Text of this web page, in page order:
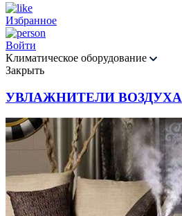
Избранное
Войти
Климатическое оборудование
Закрыть
УВЛАЖНИТЕЛИ ВОЗДУХА